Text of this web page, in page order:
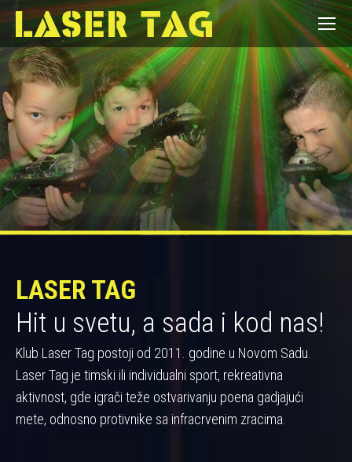
LASER TAG
Hit u svetu, a sada i kod nas!
Klub Laser Tag postoji od 2011. godine u Novom Sadu.
Laser Tag je timski ili individualni sport, rekreativna
aktivnost, gde igrači teže ostvarivanju poena gadjajući
mete, odnosno protivnike sa infracrvenim zracima.